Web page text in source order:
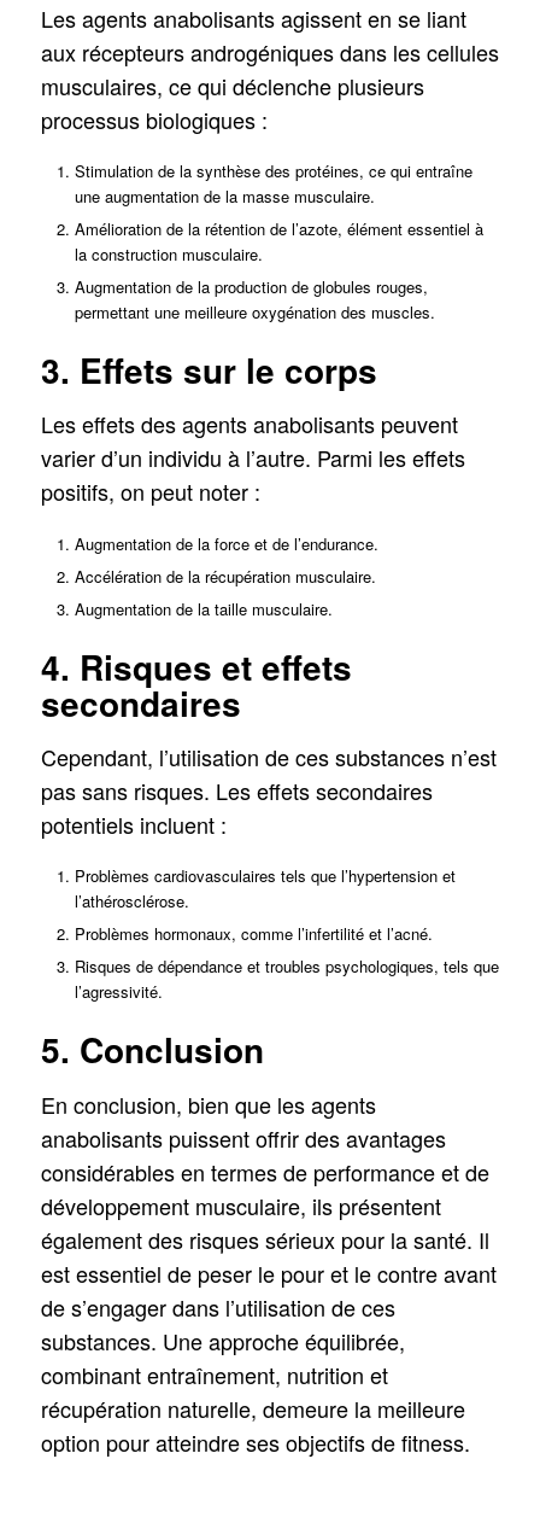
Les agents anabolisants agissent en se liant
aux récepteurs androgéniques dans les cellules
musculaires, ce qui déclenche plusieurs
processus biologiques :
Stimulation de la synthèse des protéines, ce qui entraîne
une augmentation de la masse musculaire.
Amélioration de la rétention de l’azote, élément essentiel à
la construction musculaire.
Augmentation de la production de globules rouges,
permettant une meilleure oxygénation des muscles.
3. Effets sur le corps
Les effets des agents anabolisants peuvent
varier d’un individu à l’autre. Parmi les effets
positifs, on peut noter :
Augmentation de la force et de l’endurance.
Accélération de la récupération musculaire.
Augmentation de la taille musculaire.
4. Risques et effets
secondaires
Cependant, l’utilisation de ces substances n’est
pas sans risques. Les effets secondaires
potentiels incluent :
Problèmes cardiovasculaires tels que l’hypertension et
l’athérosclérose.
Problèmes hormonaux, comme l’infertilité et l’acné.
Risques de dépendance et troubles psychologiques, tels que
l’agressivité.
5. Conclusion
En conclusion, bien que les agents
anabolisants puissent offrir des avantages
considérables en termes de performance et de
développement musculaire, ils présentent
également des risques sérieux pour la santé. Il
est essentiel de peser le pour et le contre avant
de s’engager dans l’utilisation de ces
substances. Une approche équilibrée,
combinant entraînement, nutrition et
récupération naturelle, demeure la meilleure
option pour atteindre ses objectifs de fitness.